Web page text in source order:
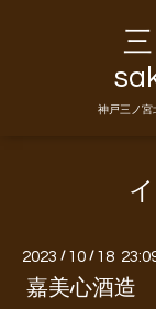
神戸三ノ宮
2023 / 10 / 18
嘉美心酒造